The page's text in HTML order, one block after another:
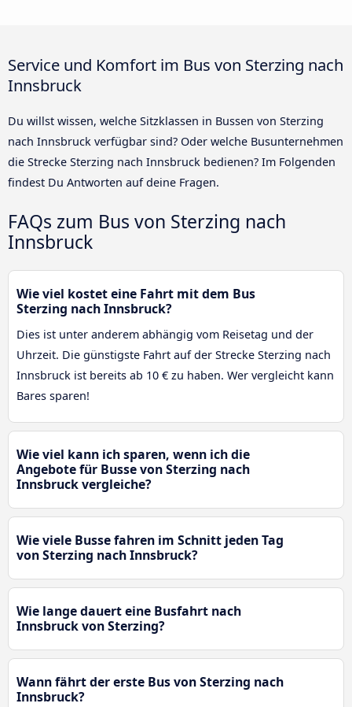
Service und Komfort im Bus von Sterzing nach
Innsbruck
Du willst wissen, welche Sitzklassen in Bussen von Sterzing
nach Innsbruck verfügbar sind? Oder welche Busunternehmen
die Strecke Sterzing nach Innsbruck bedienen? Im Folgenden
findest Du Antworten auf deine Fragen.
FAQs zum Bus von Sterzing nach
Innsbruck
Wie viel kostet eine Fahrt mit dem Bus
Sterzing nach Innsbruck?
Dies ist unter anderem abhängig vom Reisetag und der
Uhrzeit. Die günstigste Fahrt auf der Strecke Sterzing nach
Innsbruck ist bereits ab 10 € zu haben. Wer vergleicht kann
Bares sparen!
Wie viel kann ich sparen, wenn ich die
Angebote für Busse von Sterzing nach
Innsbruck vergleiche?
Wie viele Busse fahren im Schnitt jeden Tag
von Sterzing nach Innsbruck?
Wie lange dauert eine Busfahrt nach
Innsbruck von Sterzing?
Wann fährt der erste Bus von Sterzing nach
Innsbruck?